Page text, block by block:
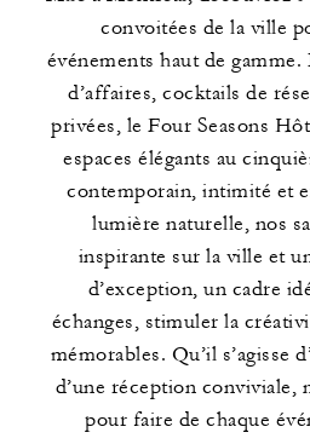
convoitées de la ville
événements haut de
d’affaires, cocktails de
privées, le Four Seasons
espaces élégants au
contemporain, intimité et
lumière naturelle, nos
inspirante sur la ville et
d’exception, un cadre
échanges, stimuler la
mémorables. Qu’il s’agisse
d’une réception conviviale,
pour faire de chaque